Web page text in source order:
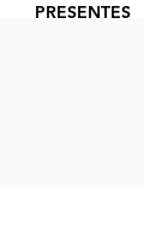
PRESENTES